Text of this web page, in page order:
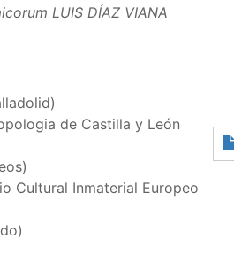
LUIS DÍAZ VIANA
de Castilla y León
Cultural Inmaterial Europeo